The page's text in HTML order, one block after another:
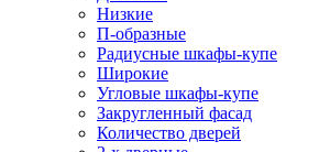
Низкие
П-образные
Радиусные шкафы-купе
Широкие
Угловые шкафы-купе
Закругленный фасад
Количество дверей